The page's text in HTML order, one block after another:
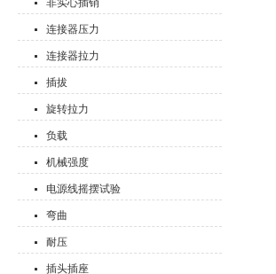
非实心插销
连接器压力
连接器拉力
插拔
旋转拉力
负载
机械强度
电源线摇摆试验
弯曲
耐压
插头插座